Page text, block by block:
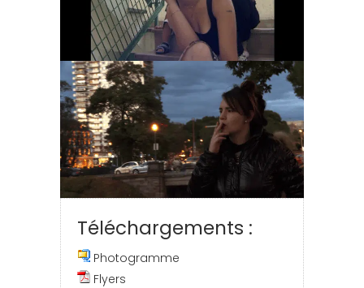
Téléchargements :
Photogramme
Flyers